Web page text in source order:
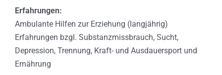
Erfahrungen:
Ambulante Hilfen zur Erziehung (langjährig)
Erfahrungen bzgl. Substanzmissbrauch, Sucht,
Depression, Trennung, Kraft- und Ausdauersport und
Ernährung